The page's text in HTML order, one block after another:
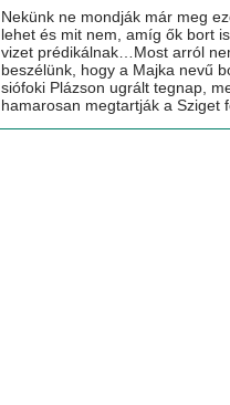
Nekünk ne mondják már meg
lehet és mit nem, amíg ők bort
vizet prédikálnak…Most arról
beszélünk, hogy a Majka nevű
siófoki Plázson ugrált tegnap,
hamarosan megtartják a Sziget